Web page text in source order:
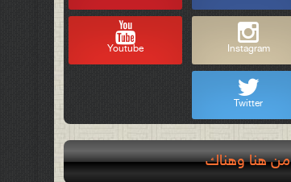
Instagram
Youtube
Twitter
من هنا وهناك